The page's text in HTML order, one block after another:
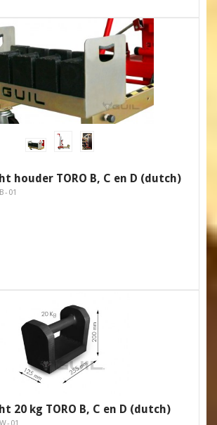
houder TORO B, C en D (dutch)
01
20 kg TORO B, C en D (dutch)
01